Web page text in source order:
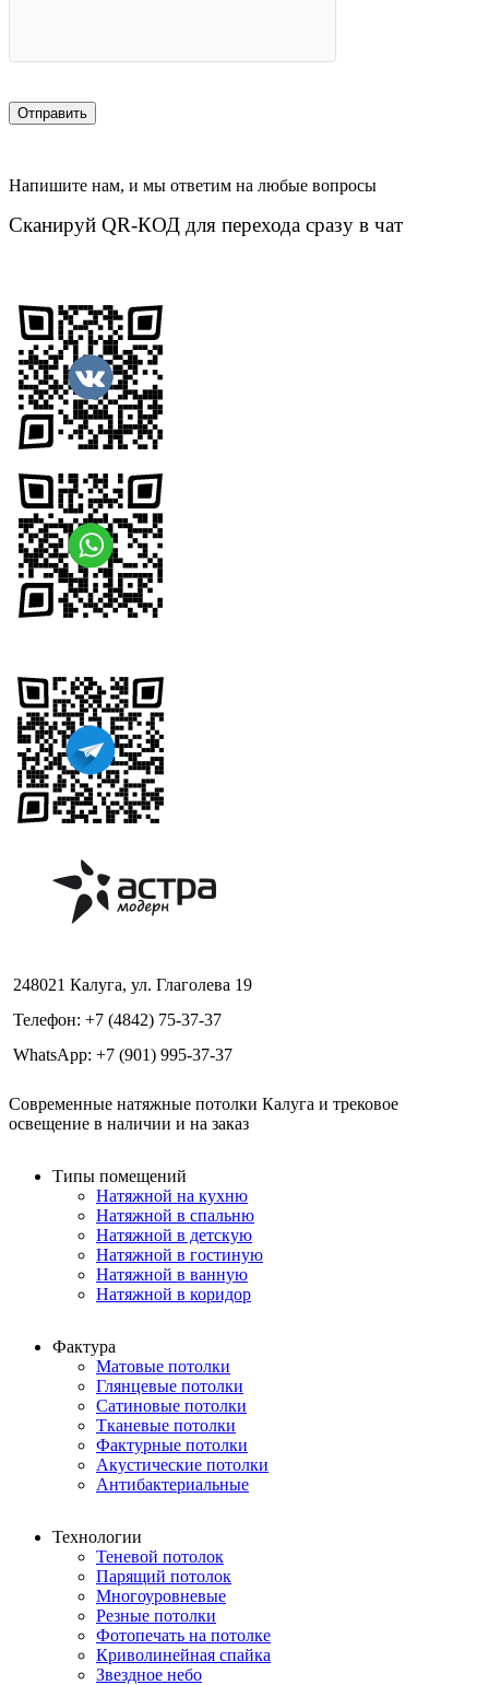
Напишите нам, и мы ответим на любые вопросы
Сканируй QR-КОД для перехода сразу в чат
248021 Калуга, ул. Глаголева 19
Телефон: +7 (4842) 75-37-37
WhatsApp: +7 (901) 995-37-37
Современные натяжные потолки Калуга и трековое
освещение в наличии и на заказ
Типы помещений
Натяжной на кухню
Натяжной в спальню
Натяжной в детскую
Натяжной в гостиную
Натяжной в ванную
Натяжной в коридор
Фактура
Матовые потолки
Глянцевые потолки
Сатиновые потолки
Тканевые потолки
Фактурные потолки
Акустические потолки
Антибактериальные
Технологии
Теневой потолок
Парящий потолок
Многоуровневые
Резные потолки
Фотопечать на потолке
Криволинейная спайка
Звездное небо